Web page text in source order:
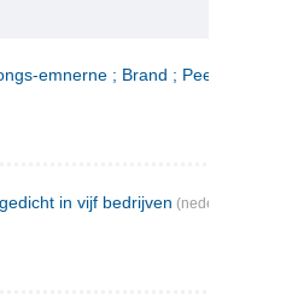
emnerne ; Brand ; Peer Gynt. 2
in vijf bedrijven (nederlandsk)